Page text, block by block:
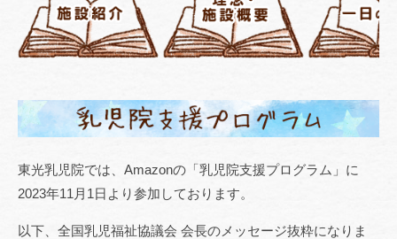
東光乳児院では、Amazonの「乳児院支援プログラム」に
2023年11月1日より参加しております。
以下、全国乳児福祉協議会 会長のメッセージ抜粋になりま